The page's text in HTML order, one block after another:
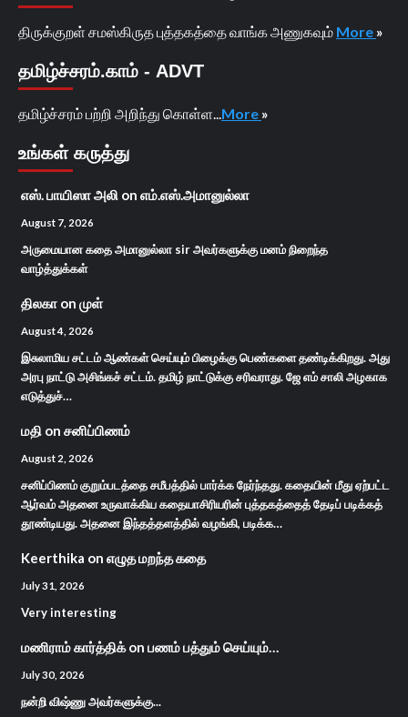
திருக்குறள் சமஸ்கிருத புத்தகத்தை வாங்க அணுகவும் More »
தமிழ்ச்சரம்.காம் - ADVT
தமிழ்ச்சரம் பற்றி அறிந்து கொள்ள... More »
உங்கள் கருத்து
எஸ். பாயிஸா அலி on எம்.எஸ்.அமானுல்லா
August 7, 2026
அருமையான கதை அமானுல்லா sir அவர்களுக்கு மனம் நிறைந்த
வாழ்த்துக்கள்
திலகா on முள்
August 4, 2026
இசுலாமிய சட்டம் ஆண்கள் செய்யும் பிழைக்கு பெண்களை தண்டிக்கிறது. அது
அரபு நாட்டு அசிங்கச் சட்டம். தமிழ் நாட்டுக்கு சரிவராது. ஜே எம் சாலி அழகாக
எடுத்துச்…
மதி on சனிப்பிணம்
August 2, 2026
சனிப்பிணம் குறும்படத்தை சமீபத்தில் பார்க்க நேர்ந்தது. கதையின் மீது ஏற்பட்ட
ஆர்வம் அதனை உருவாக்கிய கதையாசிரியரின் புத்தகத்தைத் தேடிப் படிக்கத்
தூண்டியது. அதனை இந்தத்தளத்தில் வழங்கி, படிக்க…
Keerthika on எழுத மறந்த கதை
July 31, 2026
Very interesting
மணிராம் கார்த்திக்on பணம் பத்தும் செய்யும்…
July 30, 2026
நன்றி விஷ்ணு அவர்களுக்கு...